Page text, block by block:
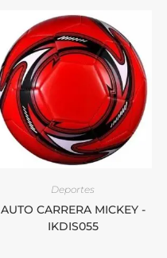
Deportes
AUTO CARRERA MICKEY -
IKDIS055